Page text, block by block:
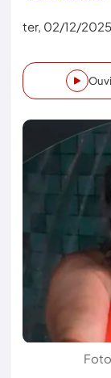
ter, 02/12/